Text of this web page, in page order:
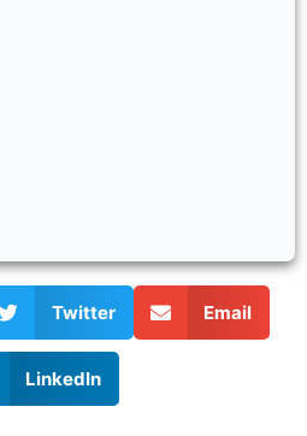
Twitter Email
LinkedIn